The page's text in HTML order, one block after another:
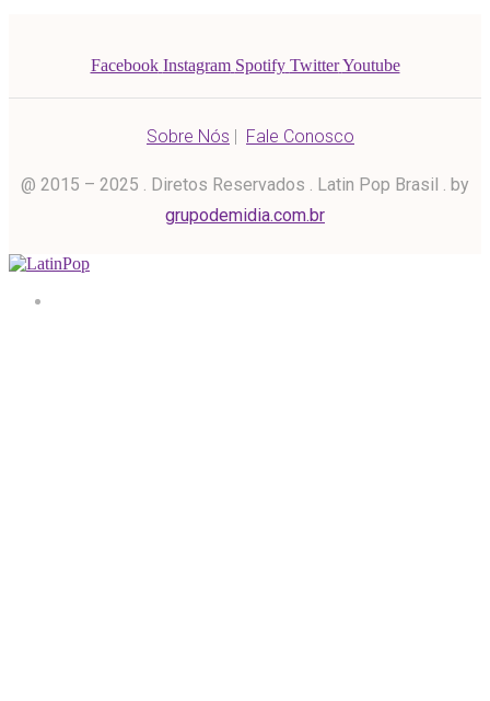
Facebook Instagram Spotify Twitter Youtube
Sobre Nós | Fale Conosco
@ 2015 – 2025 . Diretos Reservados . Latin Pop Brasil . by
grupodemidia.com.br